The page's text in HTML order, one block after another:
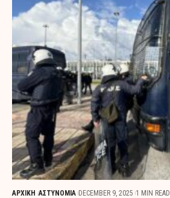
ΑΡΧΙΚΗ ΑΣΤΥΝΟΜΙΑ DECEMBER 9, 2025 1 MIN READ